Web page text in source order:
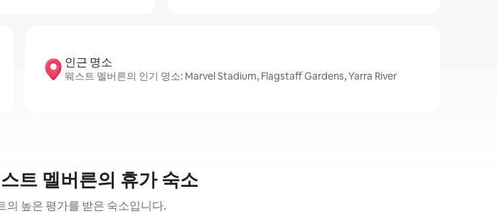
인근 명소
웨스트 멜버른의 인기 명소: Marvel Stadium, Flagstaff Gardens, Yarra River
트 멜버른의 휴가 숙소
의 높은 평가를 받은 숙소입니다.